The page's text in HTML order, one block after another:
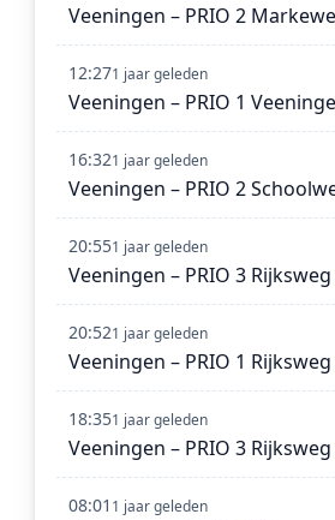
Veeningen – PRIO 2
12:271 jaar geleden
Veeningen – PRIO 1
16:321 jaar geleden
Veeningen – PRIO 2
20:551 jaar geleden
Veeningen – PRIO 3 Rijksweg
20:521 jaar geleden
Veeningen – PRIO 1 Rijksweg
18:351 jaar geleden
Veeningen – PRIO 3 Rijksweg
08:01 1 jaar geleden